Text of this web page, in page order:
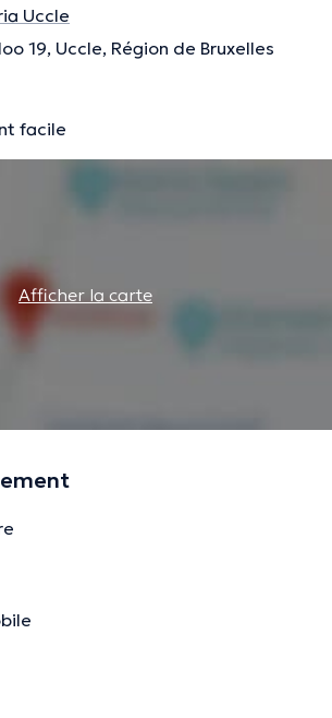
(Majdouline Aghadar).
les dernières technologies pour
résultats pour vous.
les appareils invisibles, comme
:
par l'équipe de Doctoranytime et se base sur des
Uccle
19, Uccle, Région de Bruxelles
facile
Afficher la carte